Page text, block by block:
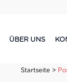
ÜBER UNS
Startseite >